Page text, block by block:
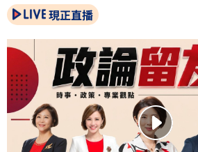
現正直播